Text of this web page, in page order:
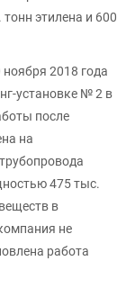
этилена и 600
ноября 2018 года
установке № 2 в
после
на
475 тыс.
в
не
работа